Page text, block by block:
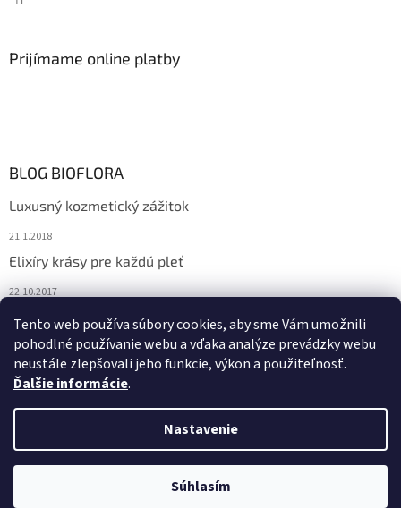
Tento web používa súbory cookies, aby sme Vám umožnili
pohodlné používanie webu a vďaka analýze prevádzky webu
neustále zlepšovali jeho funkcie, výkon a použiteľnosť.
Ďalšie informácie.
Nastavenie
Súhlasím
Prijímame online platby
BLOG BIOFLORA
Luxusný kozmetický zážitok
21.1.2018
Elixíry krásy pre každú pleť
22.10.2017
Spoznajte prírodnú kozmetiku Sante
10.10.2017
Copyright 2026Bioflora.sk. Všetky práva vyhradené.Upraviť
nastavenie cookies